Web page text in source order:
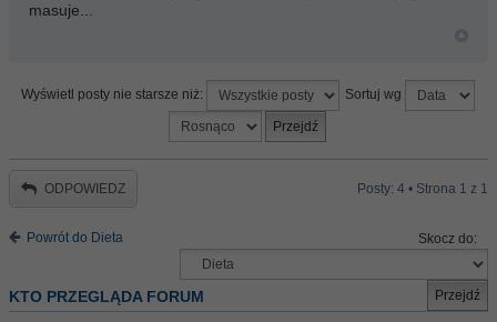
masuje...
Wyświetl posty nie starsze niż: Sortuj wg
ODPOWIEDZ Posty: 4 • Strona 1 z 1
Powrót do Dieta Skocz do:
KTO PRZEGLĄDA FORUM